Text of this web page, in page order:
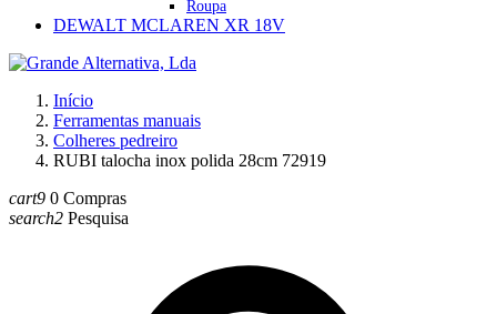
Roupa
DEWALT MCLAREN XR 18V
Início
Ferramentas manuais
Colheres pedreiro
RUBI talocha inox polida 28cm 72919
cart9 0 Compras
search2 Pesquisa